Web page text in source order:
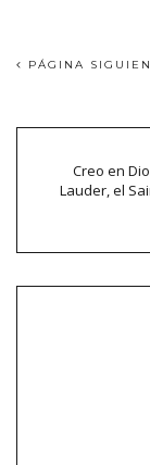
PÁGINA
Creo en
Lauder, el